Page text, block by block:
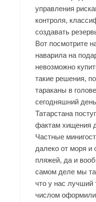
управления
контроля,
создавать
Вот посмотрите
наварила на
невозможно
такие решения,
тараканы в
сегодняшний
Татарстана
фактам хищения
Частные
далеко от моря и
пляжей, да и
самом деле мы
что у нас лучший
числом